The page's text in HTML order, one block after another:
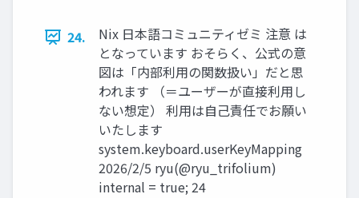
24.
Nix 日本語コミュニティゼミ 注意 は
となっています おそらく、公式の意
図は「内部利用の関数扱い」だと思
われます （＝ユーザーが直接利用し
ない想定） 利用は自己責任でお願い
いたします
system.keyboard.userKeyMapping
2026/2/5 ryu(@ryu_trifolium)
internal = true; 24